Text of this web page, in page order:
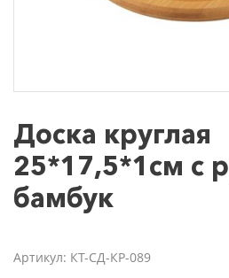
Доска круглая
25*17,5*1см с
бамбук
Артикул: КТ-СД-КР-089